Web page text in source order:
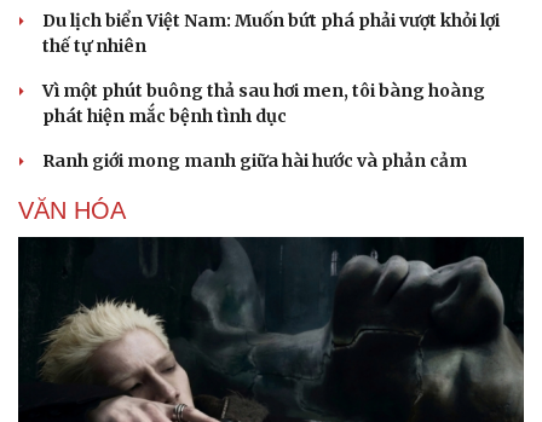
Sức khỏe
Dinh dưỡng - món ngon
Nhi khoa
Nam khoa
Làm đẹp - giảm cân
Phòng mạch online
Ăn sạch sống khỏe
Nhà đẹp
Tình yêu - Gia đình
Du lịch biển Việt Nam: Muốn bứt phá phải vượt khỏi lợi
thế tự nhiên
Vì một phút buông thả sau hơi men, tôi bàng hoàng
phát hiện mắc bệnh tình dục
Ranh giới mong manh giữa hài hước và phản cảm
VĂN HÓA